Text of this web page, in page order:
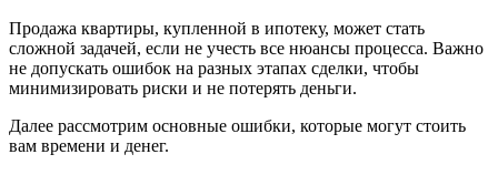
Продажа квартиры, купленной в ипотеку, может стать
сложной задачей, если не учесть все нюансы процесса. Важно
не допускать ошибок на разных этапах сделки, чтобы
минимизировать риски и не потерять деньги.
Далее рассмотрим основные ошибки, которые могут стоить
вам времени и денег.